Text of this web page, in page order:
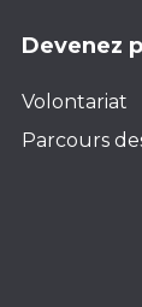
Devenez
Volontariat
Parcours